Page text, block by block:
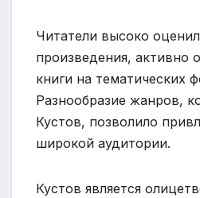
Читатели высоко
произведения, активно
книги на тематических
Разнообразие жанров,
Кустов, позволило
широкой аудитории.
Кустов является